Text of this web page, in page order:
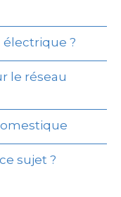
électrique ?
le réseau
sujet ?